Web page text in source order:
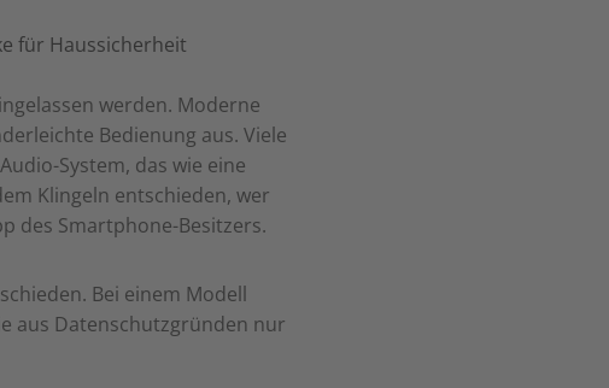
werden. Moderne
Bedienung aus. Viele
System, das wie eine
Klingeln entschieden, wer
des Smartphone-Besitzers.
Bei einem Modell
aus Datenschutzgründen nur